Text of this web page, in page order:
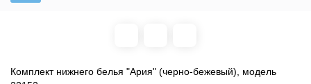
Комплект нижнего белья "Ария" (черно-бежевый), модель